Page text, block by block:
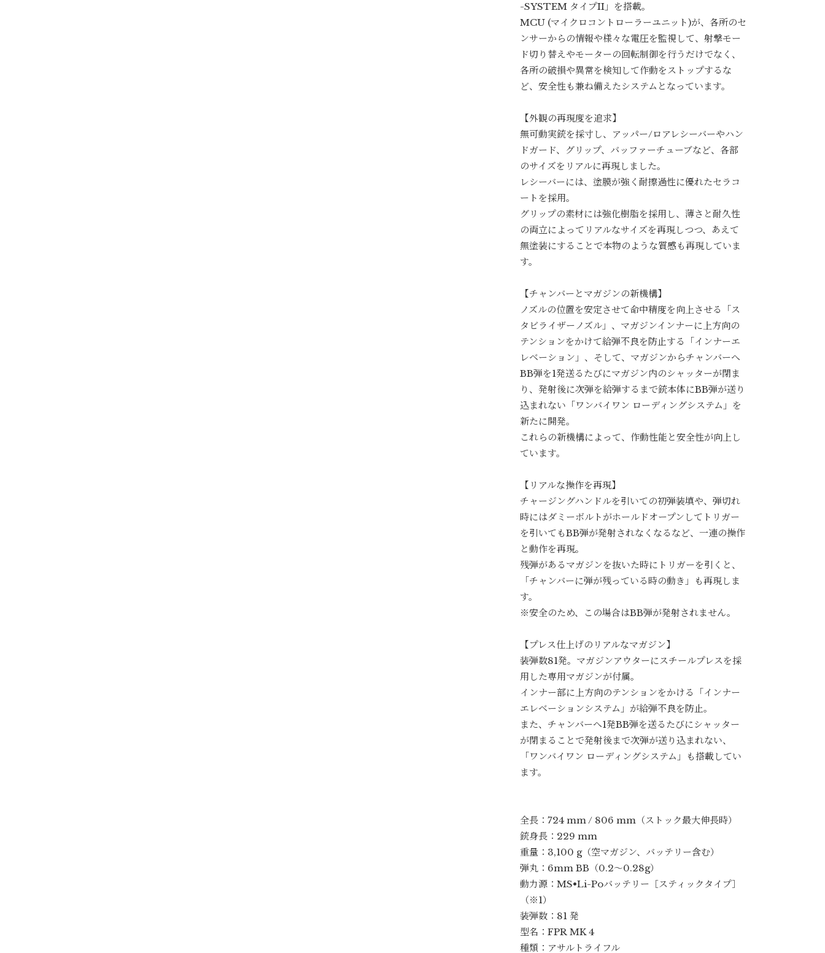
-SYSTEM タイプII」を搭載。
MCU (マイクロコントローラーユニット)が、各所のセ
ンサーからの情報や様々な電圧を監視して、射撃モー
ド切り替えやモーターの回転制御を行うだけでなく、
各所の破損や異常を検知して作動をストップするな
ど、安全性も兼ね備えたシステムとなっています。
【外観の再現度を追求】
無可動実銃を採寸し、アッパー/ロアレシーバーやハン
ドガード、グリップ、バッファーチューブなど、各部
のサイズをリアルに再現しました。
レシーバーには、塗膜が強く耐擦過性に優れたセラコ
ートを採用。
グリップの素材には強化樹脂を採用し、薄さと耐久性
の両立によってリアルなサイズを再現しつつ、あえて
無塗装にすることで本物のような質感も再現していま
す。
【チャンバーとマガジンの新機構】
ノズルの位置を安定させて命中精度を向上させる「ス
タビライザーノズル」、マガジンインナーに上方向の
テンションをかけて給弾不良を防止する「インナーエ
レベーション」、そして、マガジンからチャンバーへ
BB弾を1発送るたびにマガジン内のシャッターが閉ま
り、発射後に次弾を給弾するまで銃本体にBB弾が送り
込まれない「ワンバイワン ローディングシステム」を
新たに開発。
これらの新機構によって、作動性能と安全性が向上し
ています。
【リアルな操作を再現】
チャージングハンドルを引いての初弾装填や、弾切れ
時にはダミーボルトがホールドオープンしてトリガー
を引いてもBB弾が発射されなくなるなど、一連の操作
と動作を再現。
残弾があるマガジンを抜いた時にトリガーを引くと、
「チャンバーに弾が残っている時の動き」も再現しま
す。
※安全のため、この場合はBB弾が発射されません。
【プレス仕上げのリアルなマガジン】
装弾数81発。マガジンアウターにスチールプレスを採
用した専用マガジンが付属。
インナー部に上方向のテンションをかける「インナー
エレベーションシステム」が給弾不良を防止。
また、チャンバーへ1発BB弾を送るたびにシャッター
が閉まることで発射後まで次弾が送り込まれない、
「ワンバイワン ローディングシステム」も搭載してい
ます。
全長：724 mm / 806 mm（ストック最大伸長時）
銃身長：229 mm
重量：3,100 g（空マガジン、バッテリー含む）
弾丸：6mm BB（0.2〜0.28g）
動力源：MS•Li-Poバッテリー［スティックタイプ］
（※1）
装弾数：81 発
型名：FPR MK 4
種類：アサルトライフル